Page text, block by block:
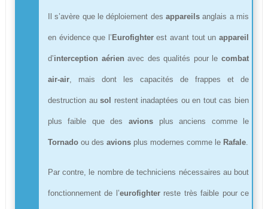
Il s’avère que le déploiement desappareilsanglais a mis
en évidence que l’ Eurofighterest avant tout unappareil
d’interception aérienavec des qualités pour lecombat
air-air, mais dont les capacités de frappes et de
destruction ausol restent inadaptées ou en tout cas bien
plus faible que des avions plus anciens comme le
Tornado ou des avions plus modernes comme le Rafale.
Par contre, le nombre de techniciens nécessaires au bout
fonctionnement de l’eurofighter reste très faible pour ce